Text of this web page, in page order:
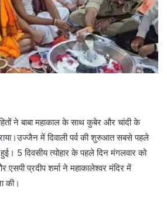
ने बाबा महाकाल के साथ कुबेर और चांदी के
में दिवाली पर्व की शुरुआत सबसे पहले
5 दिवसीय त्योहार के पहले दिन मंगलवार को
प्रदीप शर्मा ने महाकालेश्वर मंदिर में
की।